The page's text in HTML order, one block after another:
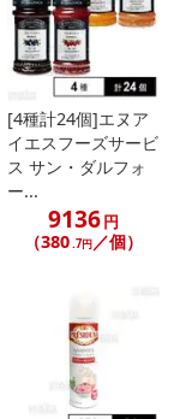
[4種計24個]エヌア
イエスフーズサービ
ス サン・ダルフォ
ー...
9136円
（380.7円 ／個）